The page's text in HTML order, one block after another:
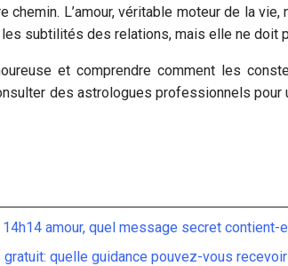
L’amour, véritable moteur de la
subtilités des relations, mais elle ne doit
et comprendre comment les
des astrologues professionnels
amour, quel message secret contient-
quelle guidance pouvez-vous recevoir